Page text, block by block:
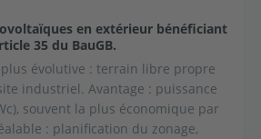
en extérieur bénéficiant
35 du BauGB.
évolutive : terrain libre propre
industriel. Avantage : puissance
souvent la plus économique par
: planification du zonage,